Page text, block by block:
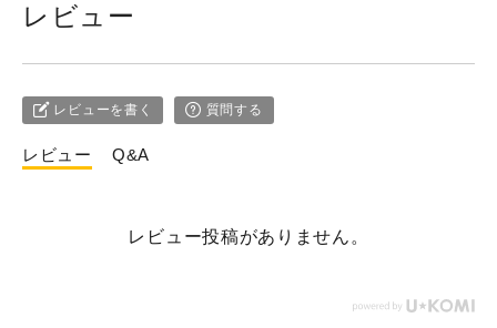
レビュー
レビューを書く 質問する
レビュー Q&A
レビュー投稿がありません。